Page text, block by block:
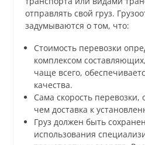
отправлять свой груз.
задумываются о том, что:
Стоимость перевозки
комплексом
чаще всего,
качества.
Сама скорость
чем доставка к
Груз должен быть
использования